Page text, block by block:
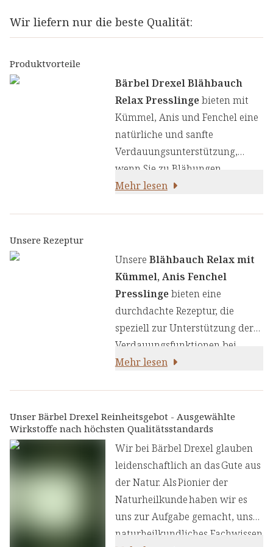
Wir liefern nur die beste Qualität:
Produktvorteile
Bärbel Drexel Blähbauch
Relax Presslingebieten mit
Kümmel, Anis und Fenchel eine
natürliche und sanfte
Verdauungsunterstützung,
wenn Sie zu Blähungen
neigen. Diese Presslinge
Bauch zu entspannen und
Druck-, sowie
Spannungsgefühlen entgegenzu
wirken. Ideal für Menschen, die
oft blähende Speisen
konsumieren und Ihre
Verdauung für ein angenehmes,
Bauchgefühl unterstützen
rundum gutes Bauchgefühl mit
folgenden Inhaltsstoffen:
Mehr lesen
Unsere Rezeptur
Unsere Blähbauch Relax mit
Kümmel, Anis Fenchel
Presslingebieten eine
durchdachte Rezeptur, die
speziell zur Unterstützung der
Verdauungsfunktionen bei
Neigung zu Blähungen
natürliche Inhaltsstoffe, um
Ihnen ein angenehmeres
Bauchgefühl zu ermöglichen.
Mehr lesen
Unser Bärbel Drexel Reinheitsgebot - Ausgewählte
Wirkstoffe nach höchsten Qualitätsstandards
Wir bei Bärbel Drexel glauben
leidenschaftlich an das Gute aus
der Natur. Als Pionier der
Naturheilkunde haben wir es
uns zur Aufgabe gemacht, unser
naturheilkundliches Fachwissen